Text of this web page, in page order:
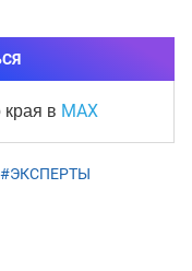
края в MAX
#ЭКСПЕРТЫ